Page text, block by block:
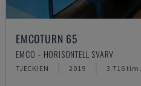
EMCOTURN 65
EMCO - HORISONTELL SVARV
TJECKIEN 2019 3.716 tim.